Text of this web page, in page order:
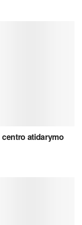
atidarymo